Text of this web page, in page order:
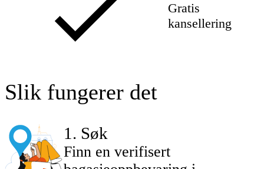
Gratis
kansellering
Slik fungerer det
1 . Søk
Finn en verifisert